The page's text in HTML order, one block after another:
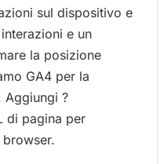
sul dispositivo e
e un
la posizione
GA4 per la
Aggiungi ?
di pagina per